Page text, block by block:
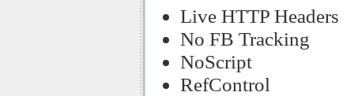
Live HTTP Headers
No FB Tracking
NoScript
RefControl